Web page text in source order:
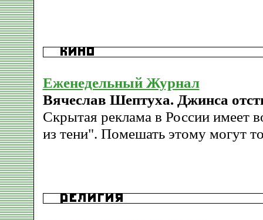
Еженедельный Журнал
Вячеслав Шептуха. Джинса
Скрытая реклама в России имеет
из тени". Помешать этому могут